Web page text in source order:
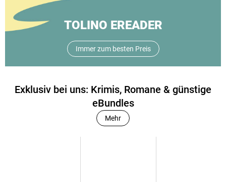
TOLINO EREADER
Immer zum besten Preis
Exklusiv bei uns: Krimis, Romane & günstige
eBundles
Mehr